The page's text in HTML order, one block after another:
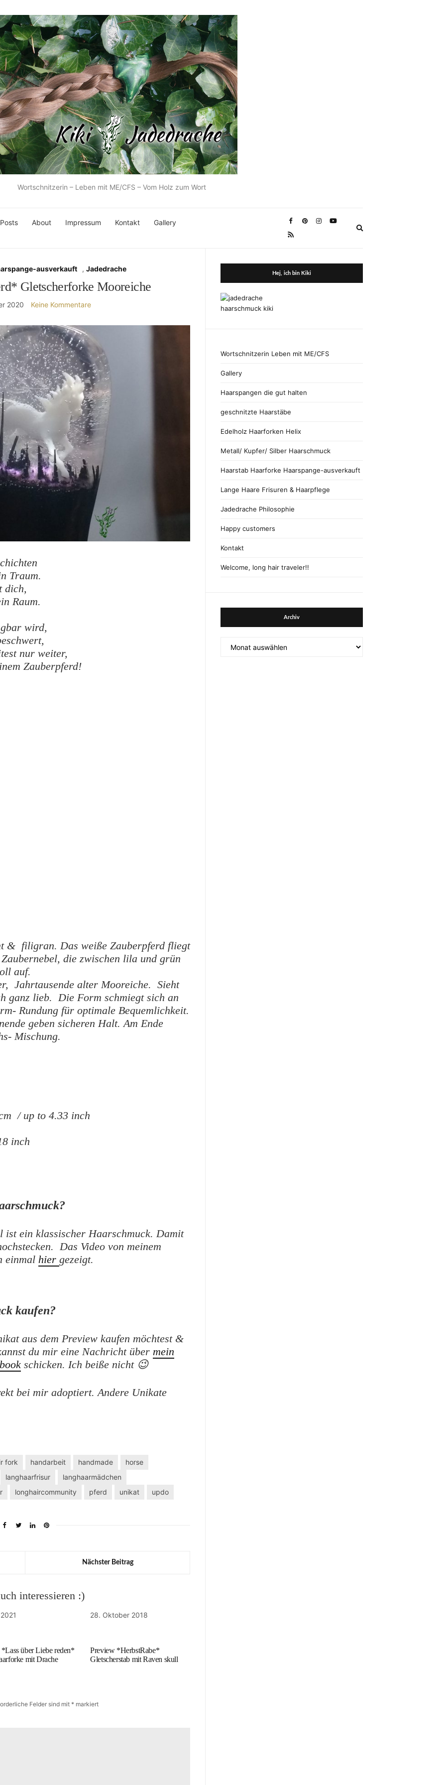
Wortschnitzerin – Leben mit ME/CFS – Vom Holz zum Wort
About Impressum Kontakt Gallery
ausverkauft ,Jadedrache
Gletscherforke Mooreiche
2020 Keine Kommentare
Traum.
dich,
Raum.
wird,
nur weiter,
Zauberpferd!
& filigran. Das weiße Zauberpferd fliegt
die zwischen lila und grün
auf.
Jahrtausende alter Mooreiche. Sieht
ganz lieb. Die Form schmiegt sich an
Rundung für optimale Bequemlichkeit.
geben sicheren Halt. Am Ende
Mischung.
/ up to 4.33 inch
inch
ein klassischer Haarschmuck. Damit
Das Video von meinem
einmal hier gezeigt.
kaufen?
aus dem Preview kaufen möchtest &
du mir eine Nachricht über mein
schicken. Ich beiße nicht 😉
bei mir adoptiert. Andere Unikate
fork handarbeit handmade
horse
langhaarfrisur
langhaarmädchen
longhaircommunity pferd unikat updo
Nächster Beitrag
interessieren :)
über Liebe reden*
mit Drache
28. Oktober 2018
Preview *HerbstRabe*
Gletscherstab mit Raven skull
Felder sind mit * markiert
Hej, ich bin Kiki
Wortschnitzerin Leben mit ME/CFS
Gallery
Haarspangen die gut halten
geschnitzte Haarstäbe
Edelholz Haarforken Helix
Metall/ Kupfer/ Silber Haarschmuck
Haarstab Haarforke Haarspange-ausverkauft
Lange Haare Frisuren & Haarpflege
Jadedrache Philosophie
Happy customers
Kontakt
Welcome, long hair traveler!!
Archiv